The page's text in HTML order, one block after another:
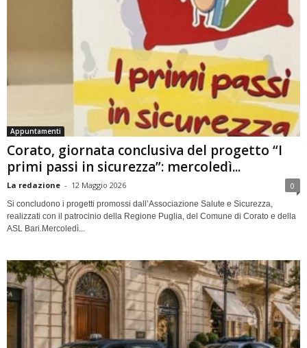
Appuntamenti
Corato, giornata conclusiva del progetto “I
primi passi in sicurezza”: mercoledì...
La redazione - 12 Maggio 2026 0
Si concludono i progetti promossi dall’Associazione Salute e Sicurezza,
realizzati con il patrocinio della Regione Puglia, del Comune di Corato e della
ASL Bari.Mercoledì...